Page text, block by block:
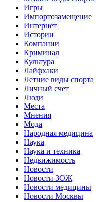
Игры
Импортозамещение
Интернет
Истории
Компании
Криминал
Культура
Лайфхаки
Летние виды спорта
Личный счет
Люди
Места
Мнения
Мода
Народная медицина
Наука
Наука и техника
Недвижимость
Новости
Новости ЗОЖ
Новости медицины
Новости Москвы